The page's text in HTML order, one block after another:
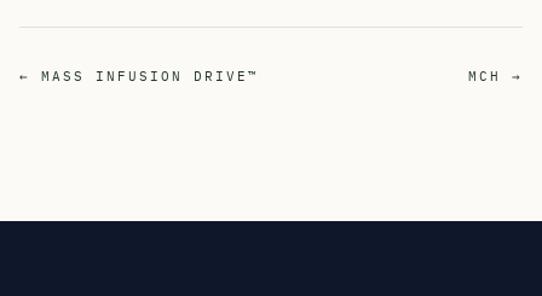
← MASS INFUSION DRIVE™ MCH →